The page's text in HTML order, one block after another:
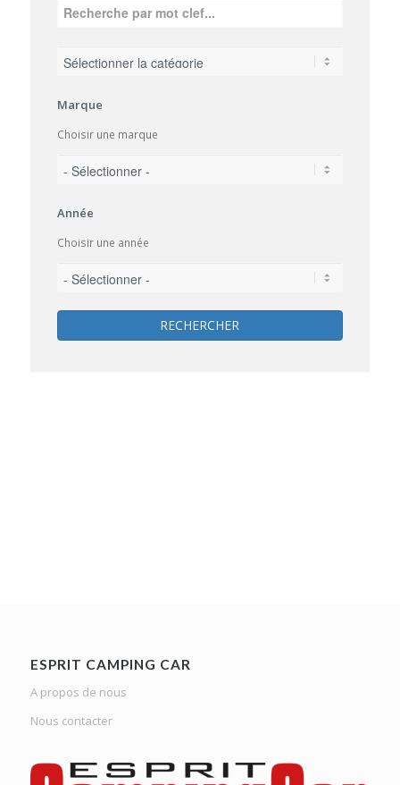
Marque
Choisir une marque
Année
Choisir une année
RECHERCHER
ESPRIT CAMPING CAR
A propos de nous
Nous contacter